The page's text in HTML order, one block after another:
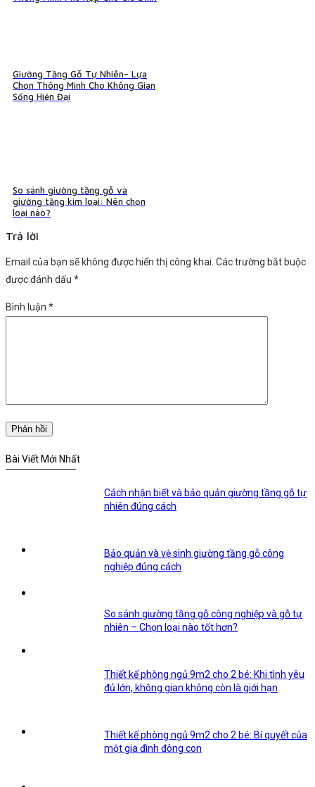
Giường Tầng Gỗ Tự Nhiên– Lựa
Chọn Thông Minh Cho Không Gian
Sống Hiện Đại
So sánh giường tầng gỗ và
giường tầng kim loại: Nên chọn
loại nào?
Trả lời
Email của bạn sẽ không được hiển thị công khai. Các trường bắt buộc
được đánh dấu *
Bình luận *
Bài Viết Mới Nhất
Cách nhận biết và bảo quản giường tầng gỗ tự
nhiên đúng cách
Bảo quản và vệ sinh giường tầng gỗ công
nghiệp đúng cách
So sánh giường tầng gỗ công nghiệp và gỗ tự
nhiên – Chọn loại nào tốt hơn?
Thiết kế phòng ngủ 9m2 cho 2 bé: Khi tình yêu
đủ lớn, không gian không còn là giới hạn
Thiết kế phòng ngủ 9m2 cho 2 bé: Bí quyết của
một gia đình đông con